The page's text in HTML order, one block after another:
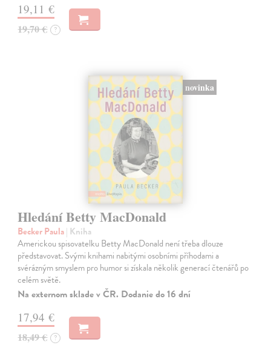
19,11 €
19,70 € ?
novinka
Hledání Betty MacDonald
Becker Paula| Kniha
Americkou spisovatelku Betty MacDonald není třeba dlouze
představovat. Svými knihami nabitými osobními příhodami a
svérázným smyslem pro humor si získala několik generací čtenářů po
celém světě.
Na externom sklade v ČR. Dodanie do 16 dní
17,94 €
18,49 € ?